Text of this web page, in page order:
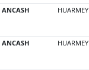
ANCASH HUARMEY
ANCASH HUARMEY